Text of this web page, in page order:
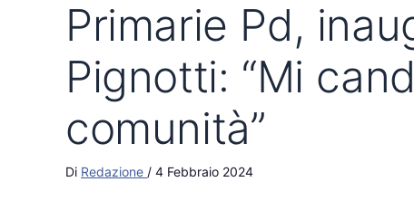
Primarie Pd,
Pignotti: “Mi
comunità”
Di Redazione / 4 Febbraio 2024